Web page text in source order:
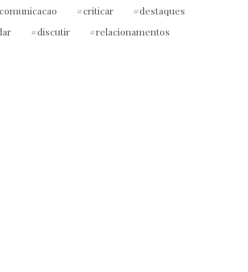
comunicacao criticar
destaques
discutir relacionamentos